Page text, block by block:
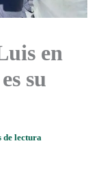
en
su
de lectura